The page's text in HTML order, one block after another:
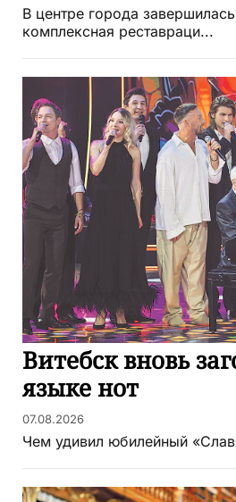
В центре города
комплексная реставраци...
Витебск вновь
языке нот
07.08.2026
Чем удивил юбилейный